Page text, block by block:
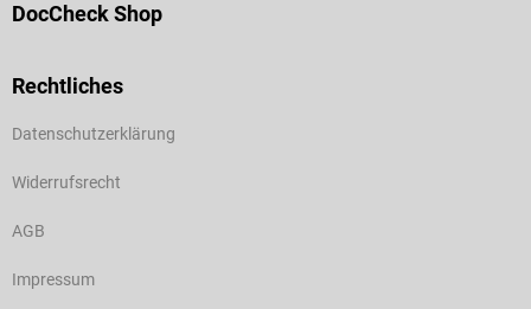
DocCheck Shop
Rechtliches
Datenschutzerklärung
Widerrufsrecht
AGB
Impressum